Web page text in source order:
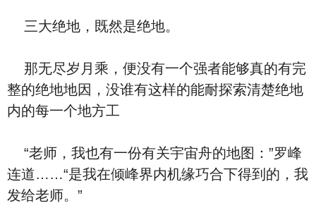
三大绝地，既然是绝地。
那无尽岁月乘，便没有一个强者能够真的有完
整的绝地地因，没谁有这样的能耐探索清楚绝地
内的每一个地方工
“老师，我也有一份有关宇宙舟的地图：”罗峰
连道……“是我在倾峰界内机缘巧合下得到的，我
发给老师。”